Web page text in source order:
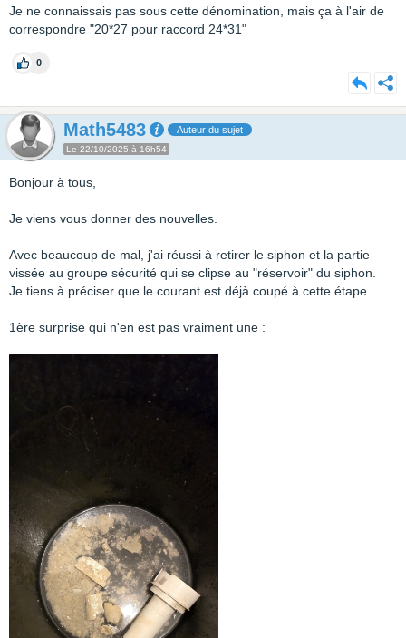
Je ne connaissais pas sous cette dénomination, mais ça à l'air de
correspondre "20*27 pour raccord 24*31"
0
Math5483 Auteur du sujet
Le 22/10/2025 à 16h54
Bonjour à tous,
Je viens vous donner des nouvelles.
Avec beaucoup de mal, j'ai réussi à retirer le siphon et la partie
vissée au groupe sécurité qui se clipse au "réservoir" du siphon.
Je tiens à préciser que le courant est déjà coupé à cette étape.
1ère surprise qui n'en est pas vraiment une :